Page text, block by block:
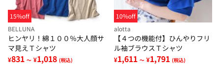
15%off
BELLUNA
ヒンヤリ！綿１００％大人顔サ
マ見えＴシャツ
¥831 ～ ¥1,018 (税込)
10%off
alotta
【４つの機能付】ひんやりフリ
ル袖ブラウスＴシャツ
¥1,611 ～ ¥1,791 (税込)